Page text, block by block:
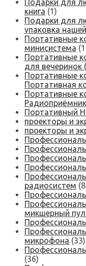
Подарки для
книга (1)
Подарки для
упаковка
Портативные
минисистема
Портативные
для вечеринок
Портативные
Портативная
Портативные
Радиоприёмник
Портативный
проекторы и
проекторы и
радиосистем
микшерный
микрофона (33)
(36)